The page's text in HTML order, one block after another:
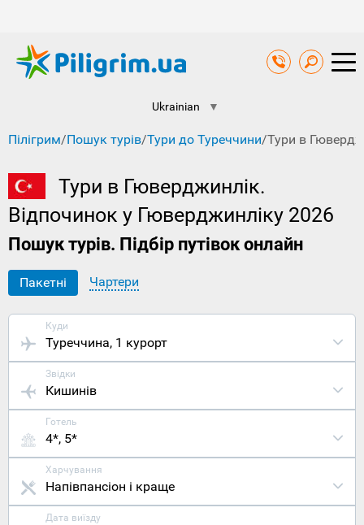
Ukrainian ▼
Пілігрим/Пошук турів/Тури до Туреччини/Тури в
Тури в Гюверджинлік.
Відпочинок у Гюверджинліку 2026
Пошук турів. Підбір путівок онлайн
Пакетні Чартери
Куди
Туреччина, 1 курорт
Звідки
Кишинів
Готель
4*, 5*
Харчування
Напівпансіон і краще
Дата виїзду